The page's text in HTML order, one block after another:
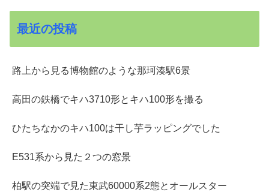
最近の投稿
路上から見る博物館のような那珂湊駅6景
高田の鉄橋でキハ3710形とキハ100形を撮る
ひたちなかのキハ100は干し芋ラッピングでした
E531系から見た２つの窓景
柏駅の突端で見た東武60000系2態とオールスター